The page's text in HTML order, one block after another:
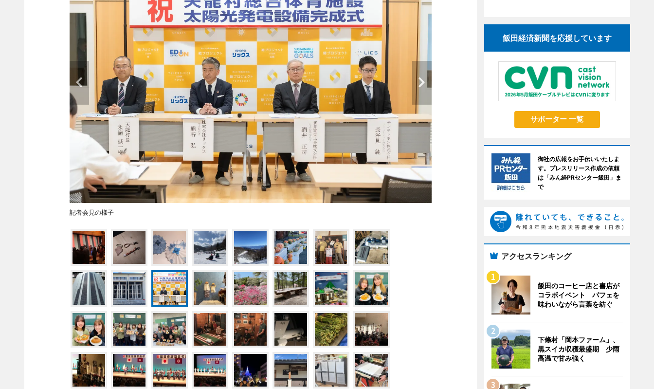
記者会見の様子
飯田経済新聞を応援しています
サポーター 一覧
御社の広報をお手伝いいたしま
す。プレスリリース作成の依頼
は「みん経PRセンター飯田」ま
で
アクセスランキング
飯田のコーヒー店と書店が
コラボイベント パフェを
味わいながら言葉を紡ぐ
下條村「岡本ファーム」、
黒スイカ収穫最盛期 少雨
高温で甘み強く